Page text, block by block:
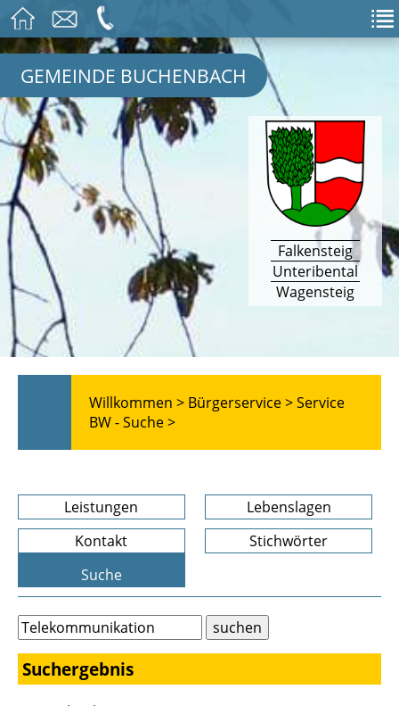
GEMEINDE BUCHENBACH
Falkensteig
Unteribental
Wagensteig
Willkommen > Bürgerservice >Service
BW - Suche >
Leistungen
Lebenslagen
Kontakt
Stichwörter
Suche
Suchergebnis